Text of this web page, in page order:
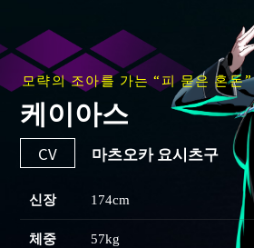
모략의 조아를 가는 “피 묻은 혼돈”
케이아스
CV 마츠오카 요시츠구
신장 174cm
체중 57kg